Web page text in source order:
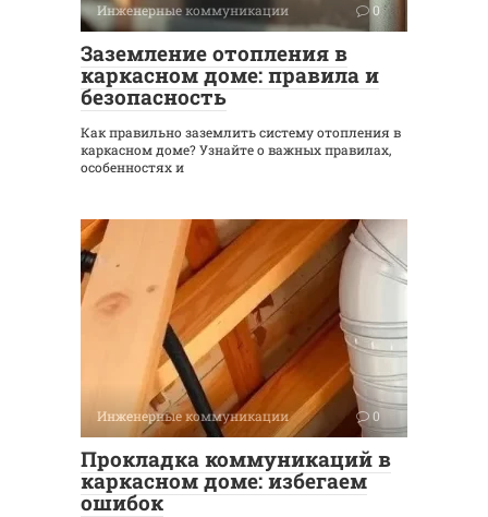
Инженерные коммуникации 0
Заземление отопления в
каркасном доме: правила и
безопасность
Как правильно заземлить систему отопления в
каркасном доме? Узнайте о важных правилах,
особенностях и
Инженерные коммуникации 0
Прокладка коммуникаций в
каркасном доме: избегаем
ошибок